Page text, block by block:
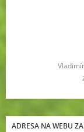
ADRESA NA WEBU